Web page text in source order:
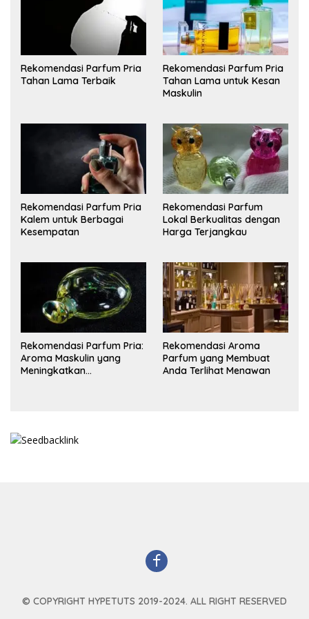
Rekomendasi Parfum Pria
Tahan Lama Terbaik
Rekomendasi Parfum Pria
Tahan Lama untuk Kesan
Maskulin
Rekomendasi Parfum Pria
Kalem untuk Berbagai
Kesempatan
Rekomendasi Parfum
Lokal Berkualitas dengan
Harga Terjangkau
Rekomendasi Parfum Pria:
Aroma Maskulin yang
Meningkatkan
Rekomendasi Aroma
Parfum yang Membuat
Anda Terlihat Menawan
© COPYRIGHT HYPETUTS 2019-2024. ALL RIGHT RESERVED